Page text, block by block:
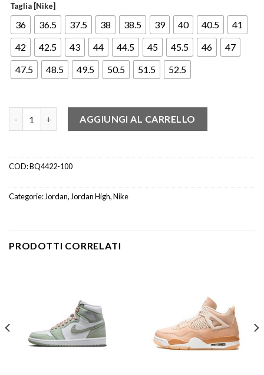
Taglia [Nike]
36 36.5 37.5 38 38.5 39 40 40.5
41
42
42.5 43 44 44.5 45 45.5 46
47
47.5
48.5 49.5 50.5 51.5 52.5
AGGIUNGI AL CARRELLO
COD:BQ4422-100
Categorie:Jordan,Jordan High,Nike
PRODOTTI CORRELATI